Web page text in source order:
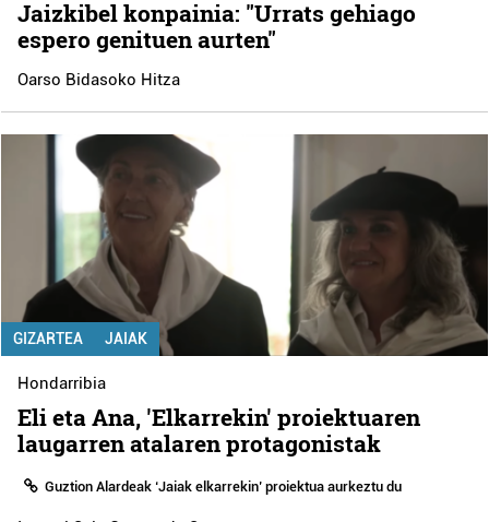
Jaizkibel konpainia: "Urrats gehiago
espero genituen aurten"
Oarso Bidasoko Hitza
GIZARTEA JAIAK
Hondarribia
Eli eta Ana, 'Elkarrekin' proiektuaren
laugarren atalaren protagonistak
Guztion Alardeak ‘Jaiak elkarrekin’ proiektua aurkeztu du